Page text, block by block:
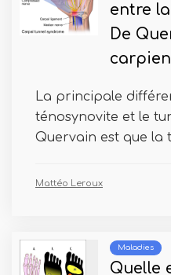
entre
De
carpien
La principale
ténosynovite et le
Quervain est que la
Mattéo Leroux
Maladies
Quelle